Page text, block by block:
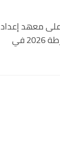
على معهد إعداد
مفوضي الشرطة 2026 في